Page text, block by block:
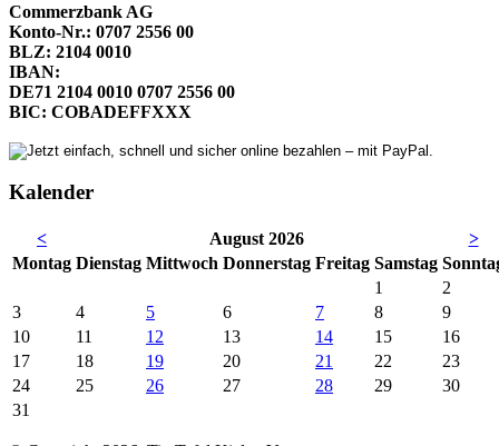
Commerzbank AG
Konto-Nr.: 0707 2556 00
BLZ: 2104 0010
IBAN:
DE71 2104 0010 0707 2556 00
BIC: COBADEFFXXX
Kalender
< August 2026
>
Montag Dienstag Mittwoch Donnerstag Freitag Samstag So
1
2
3
4 5 6 7 8
9
10
11 12 13 14 15
16
17
18 19 20 21 22
23
24
25 26 27 28 29
30
31